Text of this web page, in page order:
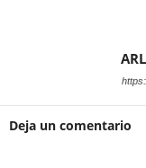
Deja un comentario